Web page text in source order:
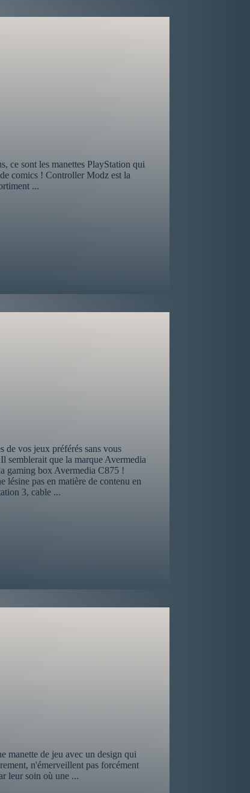
ce sont les manettes PlayStation qui
comics ! Controller Modz est la
...
de vos jeux préférés sans vous
semblerait que la marque Avermedia
gaming box Avermedia C875 !
lésine pas en matière de contenu en
3, cable ...
manette de jeu avec un design qui
n'émerveillent pas forcément
leur soin où une ...